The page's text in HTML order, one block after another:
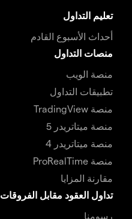
تعليم التداول
أحداث الأسبوع القادم
منصات التداول
منصة الويب
تطبيقات التداول
منصة TradingView
منصة ميتاتريدر 5
منصة ميتاتريدر 4
منصة ProRealTime
مقارنة المزايا
تداول العقود مقابل الفروقات
رسومنا